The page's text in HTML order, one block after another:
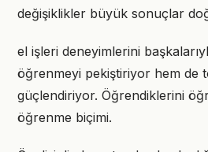
değişiklikler büyük sonuçlar
el işleri deneyimlerini
öğrenmeyi pekiştiriyor hem de
güçlendiriyor. Öğrendiklerini
öğrenme biçimi.